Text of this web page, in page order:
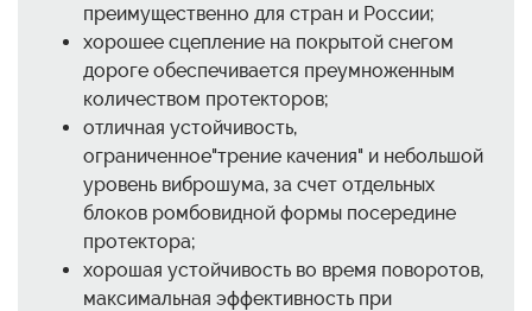
преимущественно для стран и России;
хорошее сцепление на покрытой снегом
дороге обеспечивается преумноженным
количеством протекторов;
отличная устойчивость,
ограниченное"трение качения" и небольшой
уровень виброшума, за счет отдельных
блоков ромбовидной формы посередине
протектора;
хорошая устойчивость во время поворотов,
максимальная эффективность при